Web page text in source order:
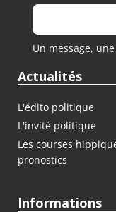
Un message,
Actualités
L'édito politique
L'invité politique
Les courses
pronostics
Informations